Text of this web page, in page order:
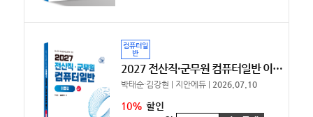
컴퓨터일
반
2027 전산직·군무원 컴퓨터일반 이론편 [10%할인]
박태순·김강현 | 지안에듀 | 2026.07.10
10% 할인